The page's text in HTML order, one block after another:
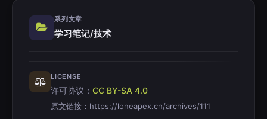
系列文章
学习笔记/技术
LICENSE
许可协议： CC BY-SA 4.0
原文链接： https://loneapex.cn/archives/111